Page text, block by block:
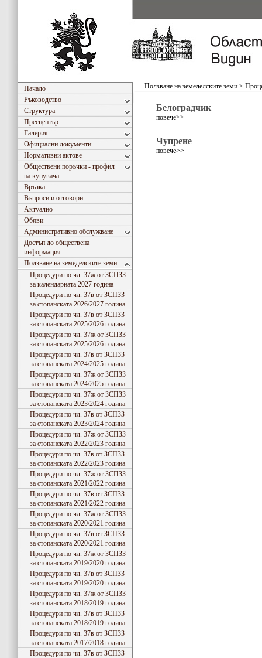
Начало
Ръководство
Структура
Пресцентър
Галерия
Официални документи
Нормативни актове
Обществени поръчки - профил
на купувача
Връзка
Въпроси и отговори
Актуално
Обяви
Административно обслужване
Достъп до обществена
информация
Ползване на земеделските земи
Процедури по чл. 37ж от ЗСПЗЗ
за календарната 2027 година
Процедури по чл. 37в от ЗСПЗЗ
за стопанската 2026/2027 година
Процедури по чл. 37в от ЗСПЗЗ
за стопанската 2025/2026 година
Процедури по чл. 37ж от ЗСПЗЗ
за стопанската 2025/2026 година
Процедури по чл. 37в от ЗСПЗЗ
за стопанската 2024/2025 година
Процедури по чл. 37ж от ЗСПЗЗ
за стопанската 2024/2025 година
Процедури по чл. 37ж от ЗСПЗЗ
за стопанската 2023/2024 година
Процедури по чл. 37в от ЗСПЗЗ
за стопанската 2023/2024 година
Процедури по чл. 37ж от ЗСПЗЗ
за стопанската 2022/2023 година
Процедури по чл. 37в от ЗСПЗЗ
за стопанската 2022/2023 година
Процедури по чл. 37ж от ЗСПЗЗ
за стопанската 2021/2022 година
Процедури по чл. 37в от ЗСПЗЗ
за стопанската 2021/2022 година
Процедури по чл. 37ж от ЗСПЗЗ
за стопанската 2020/2021 година
Процедури по чл. 37в от ЗСПЗЗ
за стопанската 2020/2021 година
Процедури по чл. 37ж от ЗСПЗЗ
за стопанската 2019/2020 година
Процедури по чл. 37в от ЗСПЗЗ
за стопанската 2019/2020 година
Процедури по чл. 37ж от ЗСПЗЗ
за стопанската 2018/2019 година
Процедури по чл. 37в от ЗСПЗЗ
за стопанската 2018/2019 година
Процедури по чл. 37в от ЗСПЗЗ
за стопанската 2017/2018 година
Процедури по чл. 37в от ЗСПЗЗ
Ползване на земеделските земи >
Белоградчик
повече>>
Чупрене
повече>>